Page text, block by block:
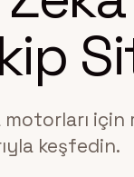
motorları için
keşfedin.